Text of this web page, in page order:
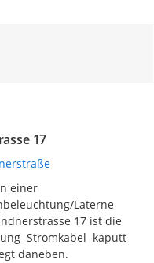
17
einer
Laterne
17 ist die
Stromkabel  kaputt
daneben.